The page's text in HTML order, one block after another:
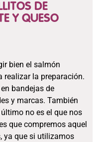
DE
Y QUESO
bien el salmón
realizar la preparación.
bandejas de
y marcas. También
no es el que nos
que compremos aquel
ya que si utilizamos